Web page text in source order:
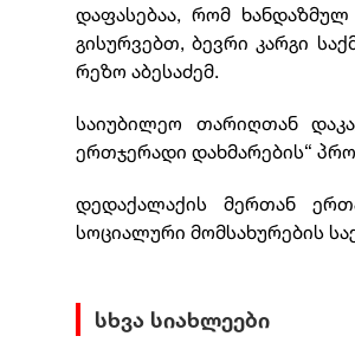
დაფასებაა, რომ
გისურვებთ, ბევრი კარგი
რეზო აბესაძემ.
საიუბილეო თარიღთან
ერთჯერადი დახმარების“
დედაქალაქის მერთან
სოციალური მომსახურების
სხვა სიახლეები